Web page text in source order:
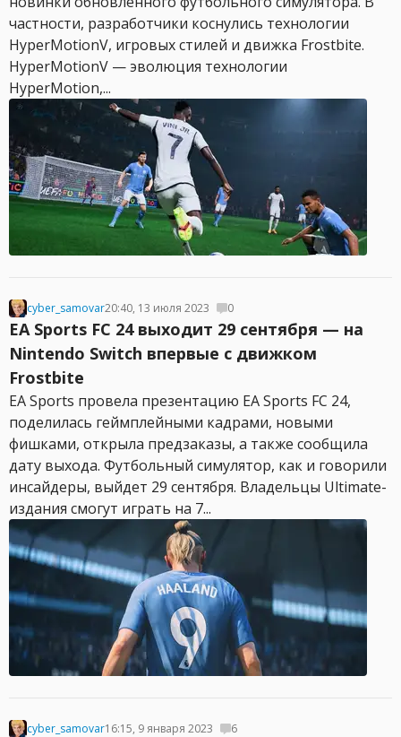
частности, разработчики коснулись технологии
HyperMotionV, игровых стилей и движка Frostbite.
HyperMotionV — эволюция технологии
HyperMotion,...
cyber_samovar20:40, 13 июля 2023 0
EA Sports FC 24 выходит 29 сентября — на
Nintendo Switch впервые с движком
Frostbite
EA Sports провела презентацию EA Sports FC 24,
поделилась геймплейными кадрами, новыми
фишками, открыла предзаказы, а также сообщила
дату выхода. Футбольный симулятор, как и говорили
инсайдеры, выйдет 29 сентября. Владельцы Ultimate-
издания смогут играть на 7...
cyber_samovar16:15, 9 января 2023 6